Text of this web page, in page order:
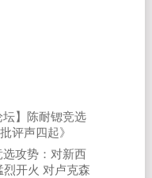
坛】陈耐锶竞选
评声四起》
攻势：对新西
开火 对卢克森